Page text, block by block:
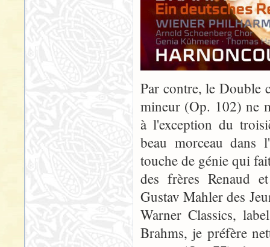
Par contre, le Double
mineur (Op. 102) ne
à l'exception du
beau morceau dans
touche de génie qui
des frères Renaud
Gustav Mahler des
Warner Classics,
Brahms, je préfère